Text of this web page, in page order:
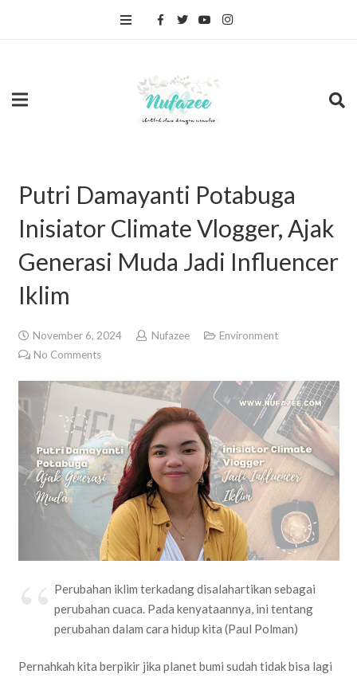
Putri Damayanti Potabuga
Inisiator Climate Vlogger, Ajak
Generasi Muda Jadi Influencer
Iklim
November 6, 2024 Nufazee
Environment
No Comments
Perubahan iklim terkadang disalahartikan sebagai
perubahan cuaca. Pada kenyataannya, ini tentang
perubahan dalam cara hidup kita (Paul Polman)
Pernahkah kita berpikir jika planet bumi sudah tidak bisa lagi